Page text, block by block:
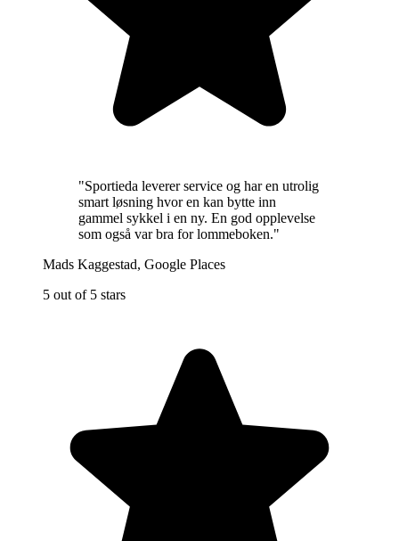
"Sportieda leverer service og har en utrolig
smart løsning hvor en kan bytte inn
gammel sykkel i en ny. En god opplevelse
som også var bra for lommeboken."
Mads Kaggestad, Google Places
5 out of 5 stars